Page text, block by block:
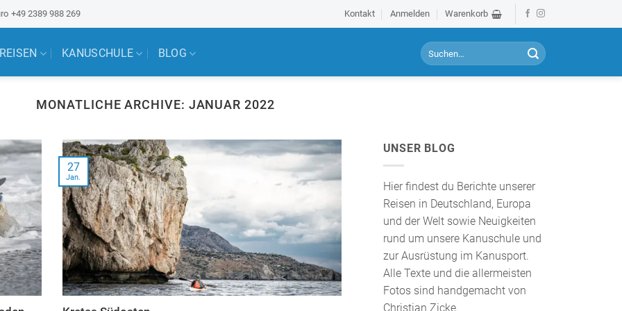
+49 2389 988 269 Kontakt Anmelden Warenkorb
KANUSCHULE BLOG
S
u
c
c
:
MONATLICHE ARCHIVE: JANUAR 2022
27
Jan.
UNSER BLOG
Hier findest du Berichte unserer
Reisen in Deutschland, Europa
und der Welt sowie Neuigkeiten
rund um unsere Kanuschule und
zur Ausrüstung im Kanusport.
Alle Texte und die allermeisten
Fotos sind handgemacht von
Christian Zicke.